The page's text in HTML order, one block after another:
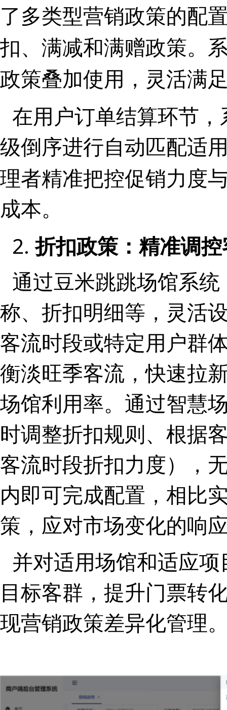
了多类型营销政策的配
扣、满减和满赠政策。
政策叠加使用， 灵活满
在用户订单结算环节
级倒序进行自动匹配适
理者精准把控促销力度
成本。
2.折扣政策：精准调
通过豆米跳跳场馆系
称、折扣明细等，灵活
客流时段或特定用户群
衡淡旺季客流，快速拉
场馆利用率。通过智慧
时调整折扣规则、根据
客流时段折扣力度），
内即可完成配置，相比
策，应对市场变化的响
并对适用场馆和适应
目标客群，提升门票转
现营销政策差异化管理